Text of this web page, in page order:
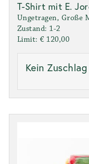
T-Shirt mit E.
Ungetragen, Große
Zustand: 1-2
Limit: € 120,00
Kein Zuschlag